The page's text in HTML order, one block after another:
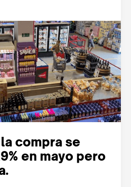
compra se
en mayo pero